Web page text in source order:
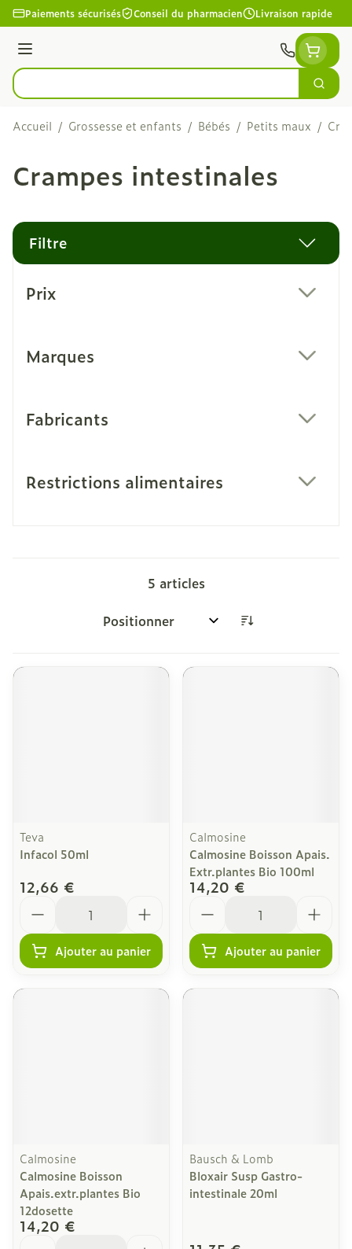
Aller au contenu
Paiements sécurisés Conseil du pharmacien Livraison rapide
Menu
Rechercher
Accueil / Grossesse et enfants / Bébés / Petits maux /
Crampes intestinales
Filtre
Prix
Marques
Fabricants
Restrictions alimentaires
5 articles
Trier par:
Teva
Infacol 50ml
12,66 €
Ajouter au panier
Calmosine
Calmosine Boisson Apais.
Extr.plantes Bio 100ml
14,20 €
Ajouter au panier
Calmosine
Calmosine Boisson
Apais.extr.plantes Bio
12dosette
14,20 €
Bausch & Lomb
Bloxair Susp Gastro-
intestinale 20ml